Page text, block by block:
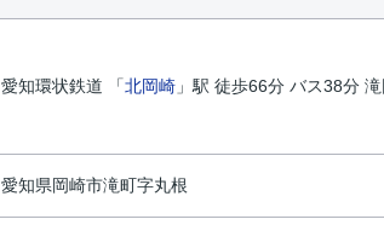
愛知環状鉄道 「北岡崎 」駅 徒歩66分 バス38分
愛知県岡崎市滝町字丸根